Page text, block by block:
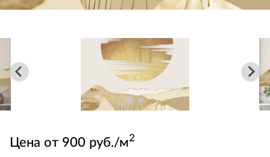
Цена от 900 руб./м2